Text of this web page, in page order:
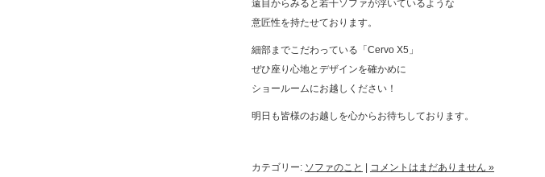
遠目からみると若干ソファが浮いているような
意匠性を持たせております。
細部までこだわっている「Cervo X5」
ぜひ座り心地とデザインを確かめに
ショールームにお越しください！
明日も皆様のお越しを心からお待ちしております。
カテゴリー: ソファのこと コメントはまだありません »